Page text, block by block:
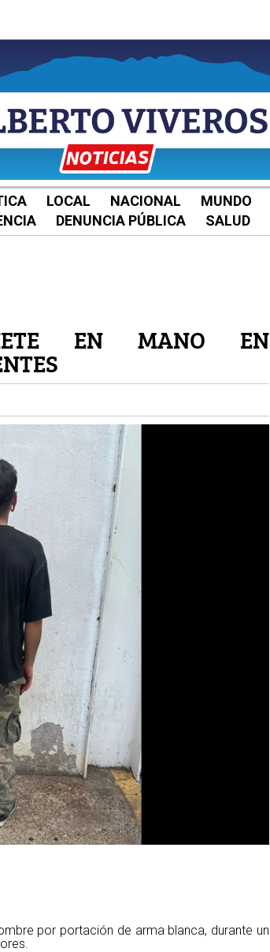
LOCAL NACIONAL MUNDO
DENUNCIA PÚBLICA SALUD
EN MANO EN
por portación de arma blanca, durante un